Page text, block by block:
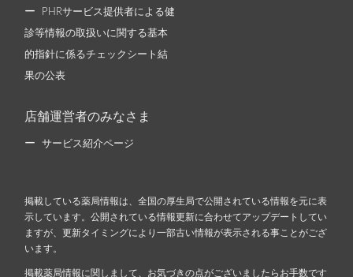
PHRサービス提供者による健
診等情報の取扱いに関する基本
的指針に係るチェックシート結
果の公表
店舗運営者のみなさま
サービス紹介ページ
掲載している薬局情報は、全国の厚生局で公開されている情報を元に表
示しています。公開されている情報更新に合わせてアップデートしてい
ますが、更新タイミングにより一部古い情報が表示される事ことがござ
います。
掲載薬局情報に関しまして、お気づきの点がございましたらお手数です